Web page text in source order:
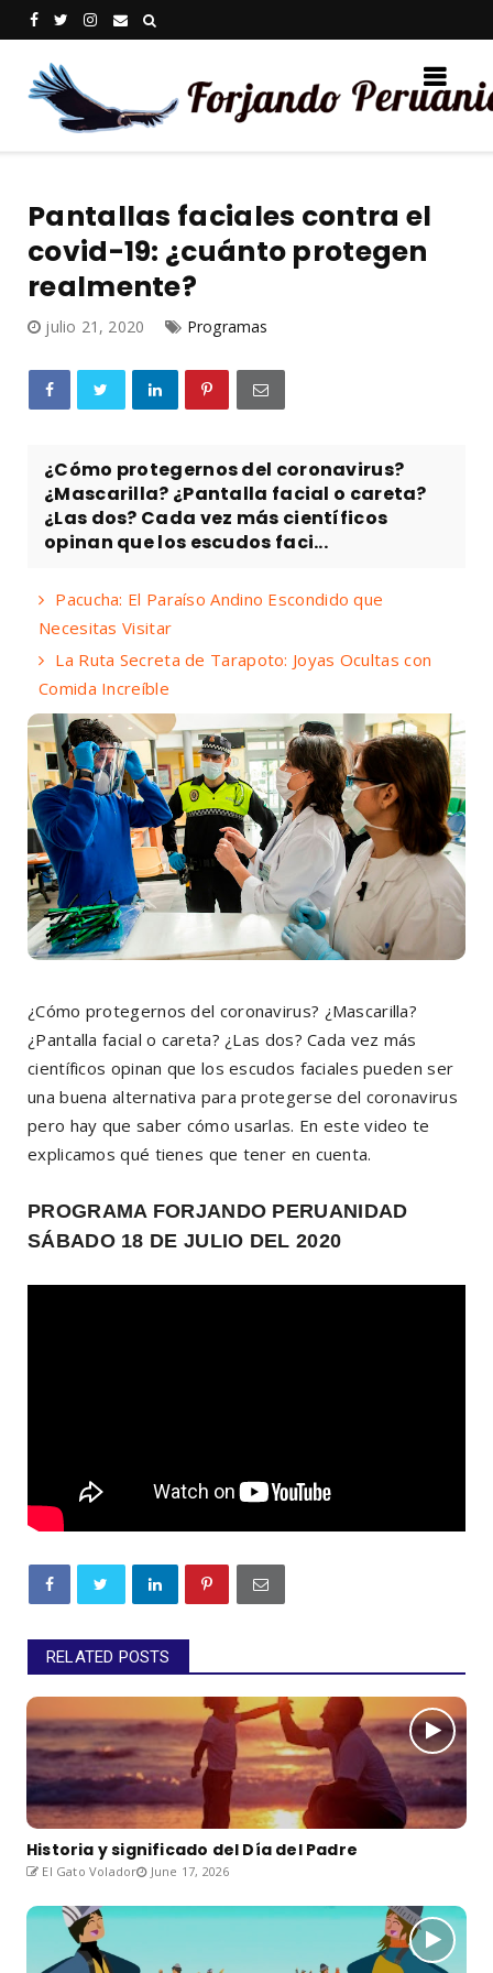
Pantallas faciales contra el
covid-19: ¿cuánto protegen
realmente?
julio 21, 2020 Programas
¿Cómo protegernos del coronavirus?
¿Mascarilla? ¿Pantalla facial o careta?
¿Las dos? Cada vez más científicos
opinan que los escudos faci...
Pacucha: El Paraíso Andino Escondido que
Necesitas Visitar
La Ruta Secreta de Tarapoto: Joyas Ocultas con
Comida Increíble
¿Cómo protegernos del coronavirus? ¿Mascarilla?
¿Pantalla facial o careta? ¿Las dos? Cada vez más
científicos opinan que los escudos faciales pueden ser
una buena alternativa para protegerse del coronavirus
pero hay que saber cómo usarlas. En este video te
explicamos qué tienes que tener en cuenta.
PROGRAMA FORJANDO PERUANIDAD
SÁBADO 18 DE JULIO DEL 2020
RELATED POSTS
Historia y significado del Día del Padre
El Gato Volador June 17, 2026